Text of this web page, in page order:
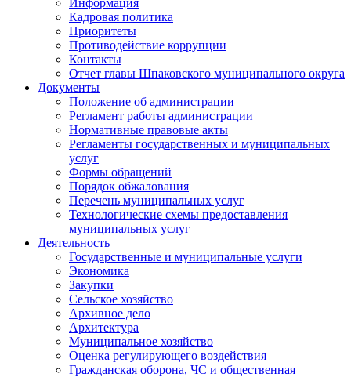
Информация
Кадровая политика
Приоритеты
Противодействие коррупции
Контакты
Отчет главы Шпаковского муниципального округа
Документы
Положение об администрации
Регламент работы администрации
Нормативные правовые акты
Регламенты государственных и муниципальных
услуг
Формы обращений
Порядок обжалования
Перечень муниципальных услуг
Технологические схемы предоставления
муниципальных услуг
Деятельность
Государственные и муниципальные услуги
Экономика
Закупки
Сельское хозяйство
Архивное дело
Архитектура
Муниципальное хозяйство
Оценка регулирующего воздействия
Гражданская оборона, ЧС и общественная